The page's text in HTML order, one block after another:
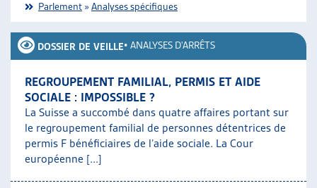
Parlement »Analyses spécifiques
DOSSIER DE VEILLE• ANALYSES D'ARRÊTS
REGROUPEMENT FAMILIAL, PERMIS ET AIDE
SOCIALE : IMPOSSIBLE ?
La Suisse a succombé dans quatre affaires portant sur
le regroupement familial de personnes détentrices de
permis F bénéficiaires de l’aide sociale. La Cour
européenne [...]